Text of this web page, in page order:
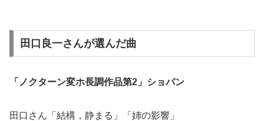
田口良一さんが選んだ曲
「ノクターン変ホ長調作品第2」ショパン
田口さん「結構，静まる」「姉の影響」